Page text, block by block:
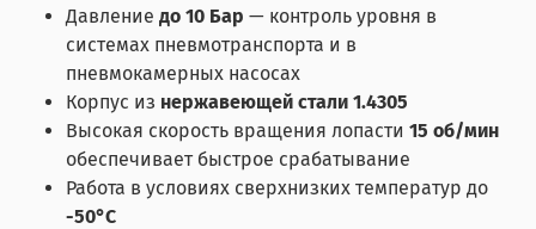
Давление до 10 Бар — контроль уровня в
системах пневмотранспорта и в
пневмокамерных насосах
Корпус из нержавеющей стали 1.4305
Высокая скорость вращения лопасти 15 об/мин
обеспечивает быстрое срабатывание
Работа в условиях сверхнизких температур до
-50°С